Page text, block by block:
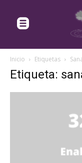
Inicio Etiquetas
Etiqueta: